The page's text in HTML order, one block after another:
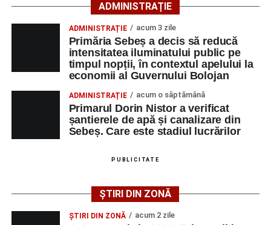
Lista publicată de AJOFM Alba include, pe lângă
denumirea posturilor vacante din Săsciori, și datele de
contact ale angajatorilor, precum numere de telefon și
adrese de e-mail, pentru ca persoanele interesate să
poată solicita detalii despre condițiile de angajare,
Mai jos puteți consulta lista completă a locurilor de
muncă disponibile în comuna Săsciori la data de 4
august 2026, precum și datele de contact ale
LMV
TELEFON/E-
ADMINISTRAȚIE
ADMINISTRAȚIE acum 3 zile
Primăria Sebeș a decis să reducă
intensitatea iluminatului public pe
timpul nopții, în contextul apelului la
economii al Guvernului Bolojan
ADMINISTRAȚIE acum o săptămână
Primarul Dorin Nistor a verificat
șantierele de apă și canalizare din
Sebeș. Care este stadiul lucrărilor
PUBLICITATE
ȘTIRI DIN ZONĂ
ȘTIRI DIN ZONĂ acum 2 zile